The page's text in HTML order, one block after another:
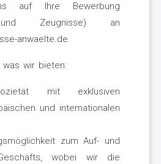
auf Ihre Bewerbung
und Zeugnisse) an
anwaelte.de.
wir bieten:
mit exklusiven
und internationalen
zum Auf- und
wobei wir die